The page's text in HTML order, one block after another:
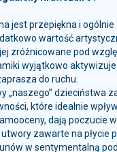
wartość
zróżnicowane pod
wyjątkowo
do ruchu.
„naszego” dzieciństwa
które idealnie
dają poczucie
zawarte na płycie
w sentymentalną
być to cudowne